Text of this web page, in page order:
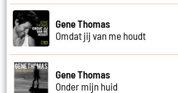
Gene Thomas
Omdat jij van me houdt
Gene Thomas
Onder mijn huid